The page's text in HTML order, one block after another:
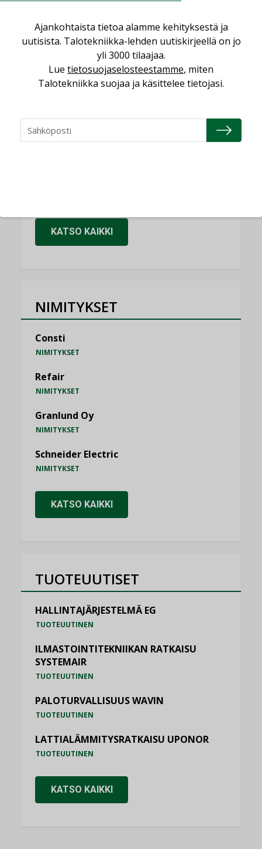
KOLUMNI
Sähköistäminen säästää euroja
KOLUMNI
Yli miljoona kotia on vailla toimivaa
ilmanvaihtoa
Miten varmistetaan EPD-dokumenteista
saatavien tietojen vertailukelpoisuus?
KOLUMNI
KATSO KAIKKI
NIMITYKSET
Consti
NIMITYKSET
Refair
NIMITYKSET
Granlund Oy
NIMITYKSET
Schneider Electric
NIMITYKSET
KATSO KAIKKI
TUOTEUUTISET
HALLINTAJÄRJESTELMÄ EG
TUOTEUUTINEN
ILMASTOINTITEKNIIKAN RATKAISU
SYSTEMAIR
TUOTEUUTINEN
PALOTURVALLISUUS WAVIN
TUOTEUUTINEN
LATTIALÄMMITYSRATKAISU UPONOR
TUOTEUUTINEN
KATSO KAIKKI
Ajankohtaista tietoa alamme kehityksestä ja
uutisista. Talotekniikka-lehden uutiskirjeellä on jo
yli 3000 tilaajaa.
Lue tietosuojaselosteestamme, miten
Talotekniikka suojaa ja käsittelee tietojasi.